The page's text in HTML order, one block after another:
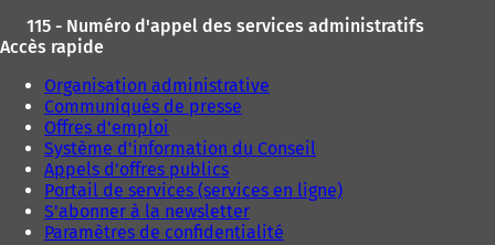
u
g
e
115 - Numéro d'appel des services administratifs
Accès rapide
Organisation administrative
Communiqués de presse
Offres d'emploi
Système d'information du Conseil
Appels d'offres publics
Portail de services (services en ligne)
S'abonner à la newsletter
Paramètres de confidentialité